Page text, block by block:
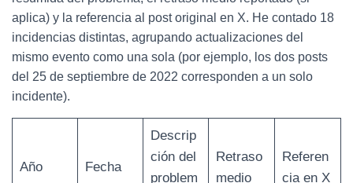
aplica) y la referencia al post original en X. He contado 18
incidencias distintas, agrupando actualizaciones del
mismo evento como una sola (por ejemplo, los dos posts
del 25 de septiembre de 2022 corresponden a un solo
incidente).
Año Fecha
Descrip
ción del
problem
Retraso
medio
Referen
cia en X